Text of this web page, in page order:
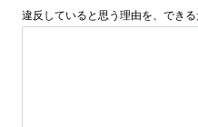
違反していると思う理由を、でき